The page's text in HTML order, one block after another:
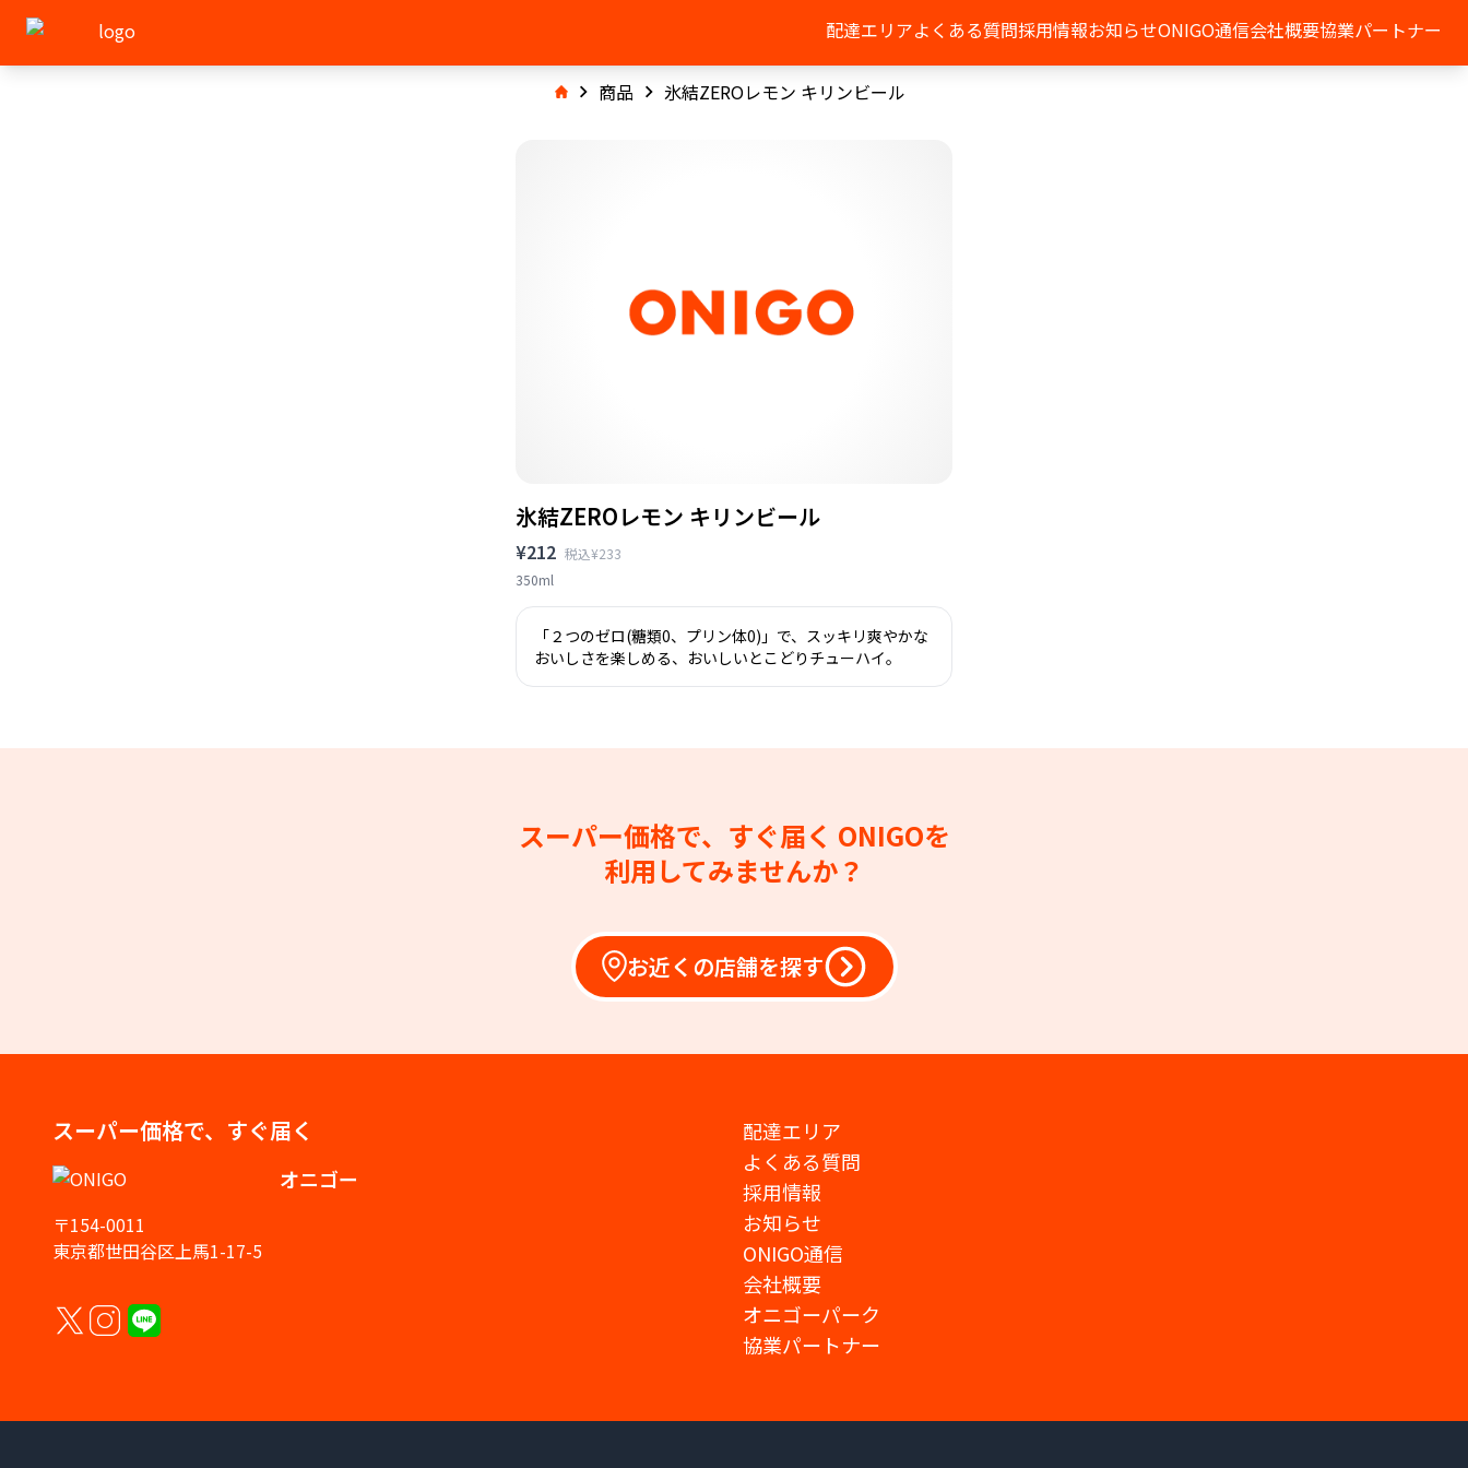
配達エリアよくある質問採用情報お知らせONIGO通信会社概要協業パートナー
商品 氷結ZEROレモン キリンビール
氷結ZEROレモン キリンビール
¥212 税込¥233
350ml
「２つのゼロ(糖類0、プリン体0)」で、スッキリ爽やかな
おいしさを楽しめる、おいしいとこどりチューハイ。
スーパー価格で、すぐ届く ONIGOを
利用してみませんか？
お近くの店舗を探す
スーパー価格で、すぐ届く
オニゴー
〒154-0011
東京都世田谷区上馬1-17-5
配達エリア
よくある質問
採用情報
お知らせ
ONIGO通信
会社概要
オニゴーパーク
協業パートナー